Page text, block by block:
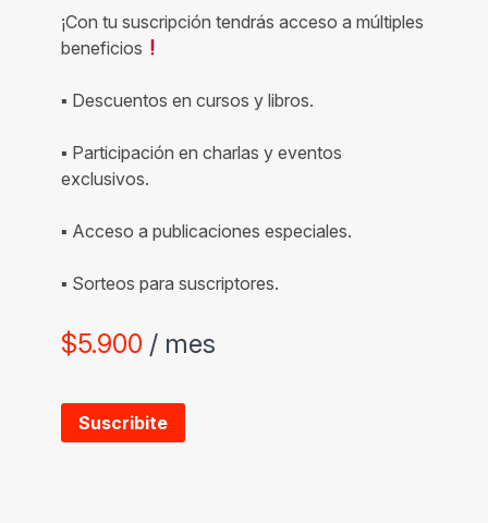
¡Con tu suscripción tendrás acceso a múltiples
beneficios
▪ Descuentos en cursos y libros.
▪ Participación en charlas y eventos
exclusivos.
▪ Acceso a publicaciones especiales.
▪ Sorteos para suscriptores.
$5.900 / mes
Suscribite